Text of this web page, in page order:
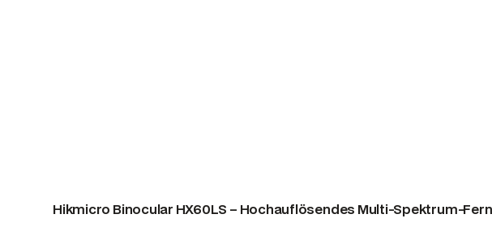
Hikmicro Binocular HX60LS – Hochauflösendes Multi-Spektrum-